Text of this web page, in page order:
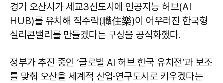
경기 오산시가 세교3신도시에 인공지능 허브(AI
HUB)를 유치해 직주락(職住樂)이 어우러진 한국형
실리콘밸리를 만들겠다는 구상을 공식화했다.
정부가 추진 중인 ‘글로벌 AI 허브 한국 유치전’과 보조
를 맞춰 오산을 세계적 산업·연구도시로 키우겠다는